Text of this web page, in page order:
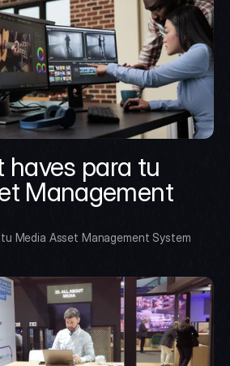
haves para tu
Management
Media Asset Management System